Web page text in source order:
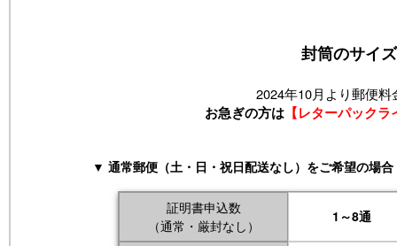
封筒のサイ
2024年10月より郵便
お急ぎの方は【レターパックラ
▼ 通常郵便（土・日・祝日配送なし）をご希望の場合
証明書申込数
（通常・厳封なし）
1～8通